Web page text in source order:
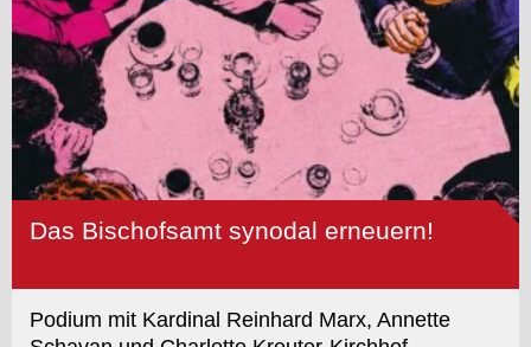
Das Bischofsamt synodal erneuern!
Podium mit Kardinal Reinhard Marx, Annette